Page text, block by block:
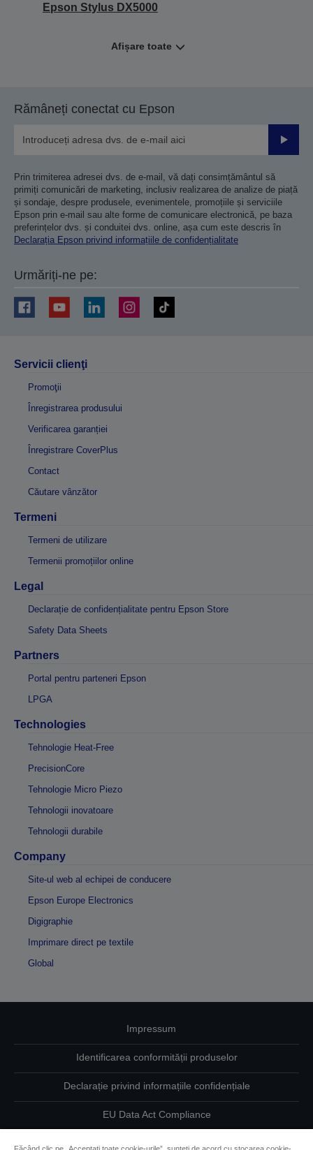
Epson Stylus DX5000
Afișare toate
Rămâneți conectat cu Epson
Prin trimiterea adresei dvs. de e-mail, vă dați consimțământul să
primiți comunicări de marketing, inclusiv realizarea de analize de piață
și sondaje, despre produsele, evenimentele, promoțiile și serviciile
Epson prin e-mail sau alte forme de comunicare electronică, pe baza
preferințelor dvs. și conduitei dvs. online, așa cum este descris în
Declarația Epson privind informațiile de confidențialitate
Urmăriți-ne pe:
Servicii clienţi
Promoţii
Înregistrarea produsului
Verificarea garanției
Înregistrare CoverPlus
Contact
Căutare vânzător
Termeni
Termeni de utilizare
Termenii promoțiilor online
Legal
Declarație de confidențialitate pentru Epson Store
Safety Data Sheets
Partners
Portal pentru parteneri Epson
LPGA
Technologies
Tehnologie Heat-Free
PrecisionCore
Tehnologie Micro Piezo
Tehnologii inovatoare
Tehnologii durabile
Company
Site-ul web al echipei de conducere
Epson Europe Electronics
Digigraphie
Imprimare direct pe textile
Global
Impressum
Identificarea conformității produselor
Declarație privind informațiile confidențiale
EU Data Act Compliance